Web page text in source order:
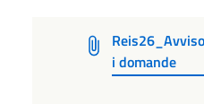
i domande